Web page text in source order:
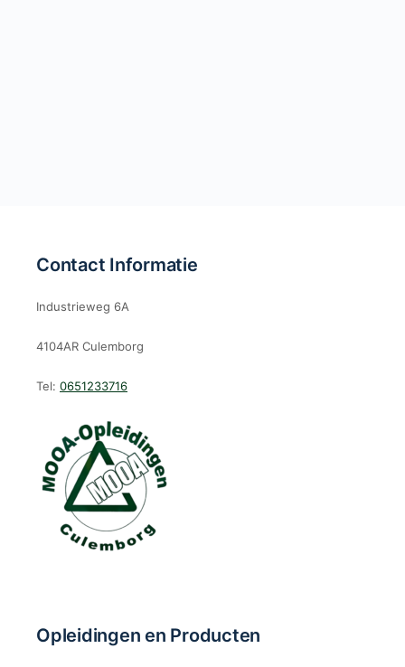
Contact Informatie
Industrieweg 6A
4104AR Culemborg
Tel: 0651233716
Opleidingen en Producten